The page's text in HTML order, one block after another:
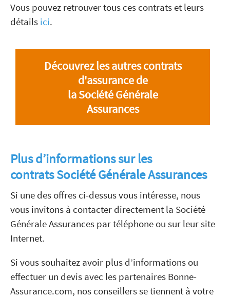
Vous pouvez retrouver tous ces contrats et leurs
détails ici.
Découvrez les autres contrats
d'assurance de
la Société Générale
Assurances
Plus d’informations sur les
contrats Société Générale Assurances
Si une des offres ci-dessus vous intéresse, nous
vous invitons à contacter directement la Société
Générale Assurances par téléphone ou sur leur site
Internet.
Si vous souhaitez avoir plus d’informations ou
effectuer un devis avec les partenaires Bonne-
Assurance.com, nos conseillers se tiennent à votre